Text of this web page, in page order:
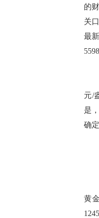
的
关
最
国
元/
是
确
(
国
黄